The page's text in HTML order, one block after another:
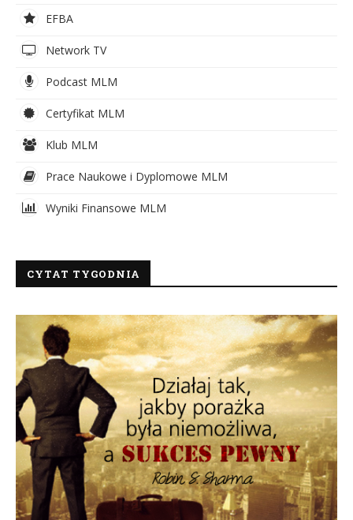
EFBA
Network TV
Podcast MLM
Certyfikat MLM
Klub MLM
Prace Naukowe i Dyplomowe MLM
Wyniki Finansowe MLM
CYTAT TYGODNIA